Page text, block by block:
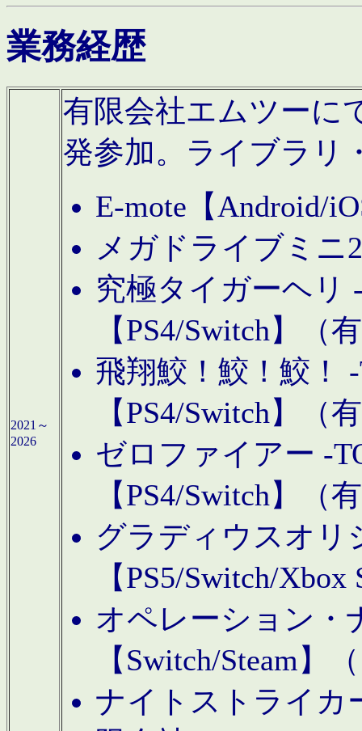
業務経歴
2021～
2026
有限会社エムツーに
発参加。ライブラリ
E-mote【Android/
メガドライブミニ
究極タイガーヘリ
【PS4/Switch】（
飛翔鮫！鮫！鮫！
【PS4/Switch】（
ゼロファイアー -
【PS4/Switch】（
グラディウスオリ
【PS5/Switch/
オペレーション・
【Switch/Steam】
ナイトストライカ